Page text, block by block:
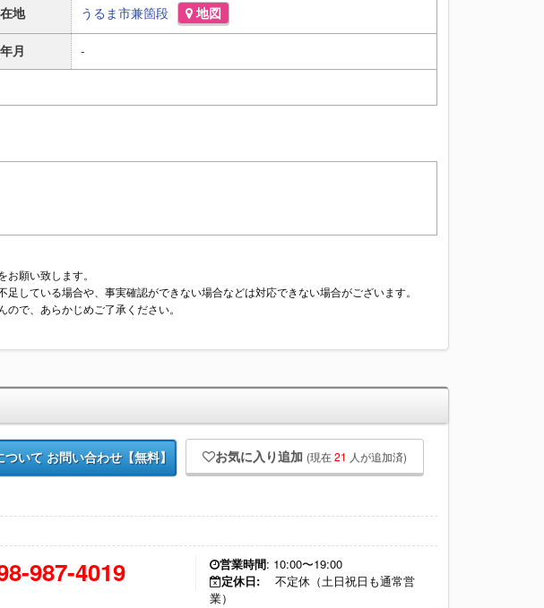
地 うるま市兼箇段 地図
月
-
願い致します。
している場合や、事実確認ができない場合などは対応できない場合がございます。
で、あらかじめご了承ください。
ついて お問い合わせ【無料】 お気に入り追加 (現在21 人が追加済)
987-4019 営業時間: 10:00〜19:00
定休日:
不定休（土日祝日も通常営
業）